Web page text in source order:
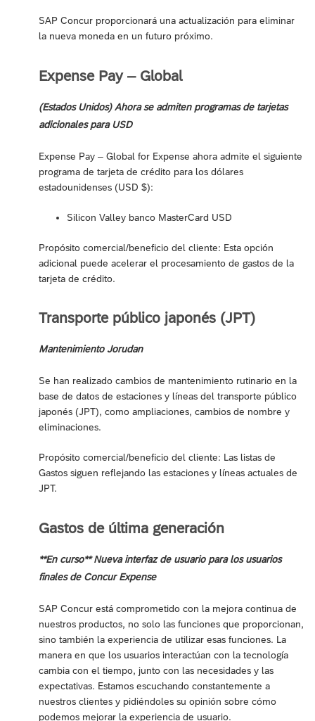
SAP Concur proporcionará una actualización para eliminar
la nueva moneda en un futuro próximo.
Expense Pay – Global
(Estados Unidos) Ahora se admiten programas de tarjetas
adicionales para USD
Expense Pay – Global for Expense ahora admite el siguiente
programa de tarjeta de crédito para los dólares
estadounidenses (USD $):
Silicon Valley banco MasterCard USD
Propósito comercial/beneficio del cliente: Esta opción
adicional puede acelerar el procesamiento de gastos de la
tarjeta de crédito.
Transporte público japonés (JPT)
Mantenimiento Jorudan
Se han realizado cambios de mantenimiento rutinario en la
base de datos de estaciones y líneas del transporte público
japonés (JPT), como ampliaciones, cambios de nombre y
eliminaciones.
Propósito comercial/beneficio del cliente: Las listas de
Gastos siguen reflejando las estaciones y líneas actuales de
JPT.
Gastos de última generación
**En curso** Nueva interfaz de usuario para los usuarios
finales de Concur Expense
SAP Concur está comprometido con la mejora continua de
nuestros productos, no solo las funciones que proporcionan,
sino también la experiencia de utilizar esas funciones. La
manera en que los usuarios interactúan con la tecnología
cambia con el tiempo, junto con las necesidades y las
expectativas. Estamos escuchando constantemente a
nuestros clientes y pidiéndoles su opinión sobre cómo
podemos mejorar la experiencia de usuario.